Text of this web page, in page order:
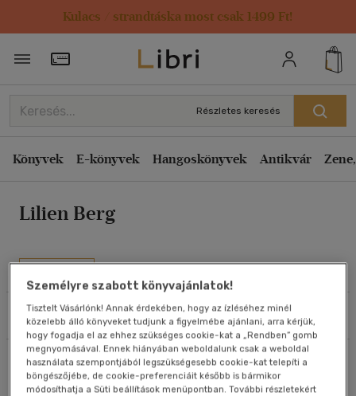
Kulacs / strandtáska most csak 1499 Ft!
Törzsvásárlói Kártya adatai
Részletes keresés
Könyvek E-könyvek Hangoskönyvek Antikvár
Lilien Berg
Szűrés Rendezés
Rendezés
Kiadás éve szerint csökkenő
Ár szerint csökkenő
Eladott darabszám szerint csökkenő
Cím szerint A-Z
Szerző szerint A-Z
Megjelenítés
20 db / oldal
40 db / oldal
Összesen3db
Személyre szabott könyvajánlatok!
Tisztelt Vásárlónk! Annak érdekében, hogy az ízléséhez minél
közelebb álló könyveket tudjunk a figyelmébe ajánlani, arra kérjük,
hogy fogadja el az ehhez szükséges cookie-kat a „Rendben” gomb
megnyomásával. Ennek hiányában weboldalunk csak a weboldal
használata szempontjából legszükségesebb cookie-kat telepíti a
böngészőjébe, de cookie-preferenciáit később is bármikor
módosíthatja a Süti beállítások menüpontban. További részletekért